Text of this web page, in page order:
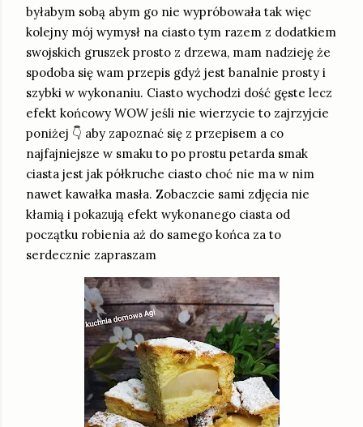
byłabym sobą abym go nie wypróbowała tak więc
kolejny mój wymysł na ciasto tym razem z dodatkiem
swojskich gruszek prosto z drzewa, mam nadzieję że
spodoba się wam przepis gdyż jest banalnie prosty i
szybki w wykonaniu. Ciasto wychodzi dość gęste lecz
efekt końcowy WOW jeśli nie wierzycie to zajrzyjcie
poniżej 👇 aby zapoznać się z przepisem a co
najfajniejsze w smaku to po prostu petarda smak
ciasta jest jak półkruche ciasto choć nie ma w nim
nawet kawałka masła. Zobaczcie sami zdjęcia nie
kłamią i pokazują efekt wykonanego ciasta od
początku robienia aż do samego końca za to
serdecznie zapraszam